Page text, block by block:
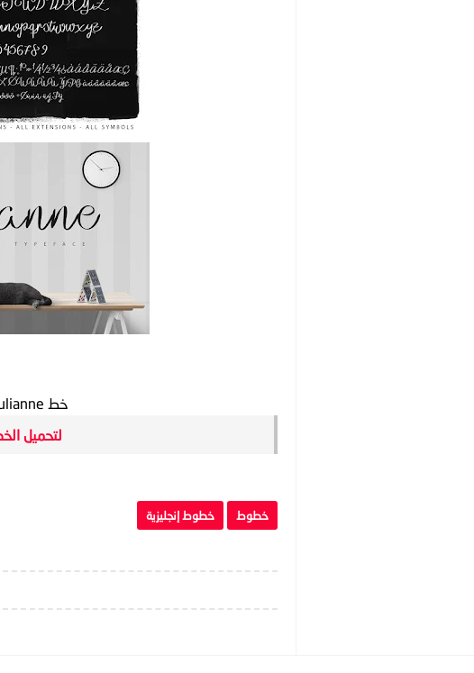
خط Julianne للتحميل
لتحميل
خطوط خطوط إنجليزية